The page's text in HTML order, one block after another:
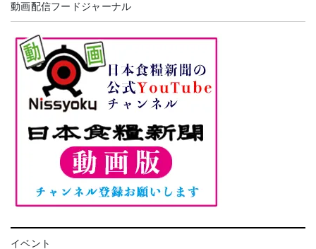
動画配信フードジャーナル
イベント